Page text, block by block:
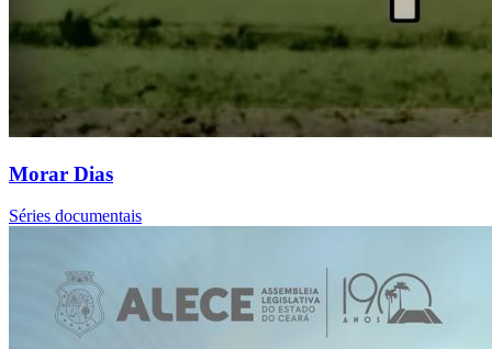
Morar Dias
Séries documentais